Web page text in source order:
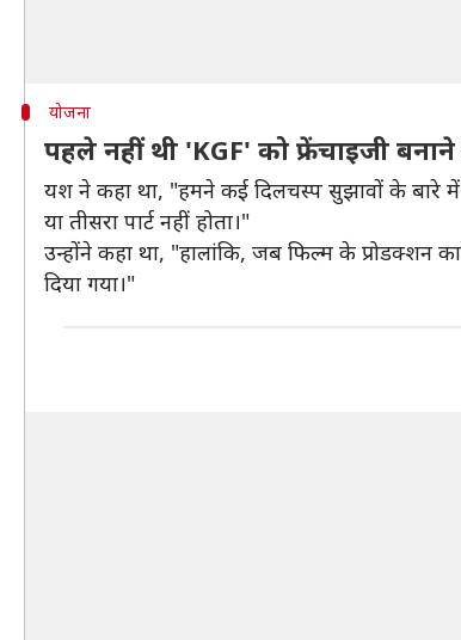
योजना
पहले नहीं थी 'KGF' को फ्रेंचाइजी बनाने
यश ने कहा था, "हमने कई दिलचस्प सुझावों के बारे
या तीसरा पार्ट नहीं होता।"
उन्होंने कहा था, "हालांकि, जब फिल्म के प्रोडक्शन
दिया गया।"